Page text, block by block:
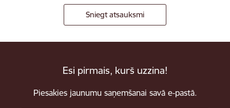
Sniegt atsauksmi
Esi pirmais, kurš uzzina!
Piesakies jaunumu saņemšanai savā e-pastā.